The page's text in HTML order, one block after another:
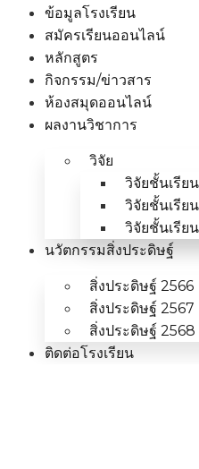
ข้อมูลโรงเรียน
สมัครเรียนออนไลน์
หลักสูตร
กิจกรรม/ข่าวสาร
ห้องสมุดออนไลน์
ผลงานวิชาการ
วิจัย
วิจัยชั้นเรีย
วิจัยชั้นเรีย
วิจัยชั้นเรีย
นวัตกรรมสิ่งประดิษฐ์
สิ่งประดิษฐ์ 2566
สิ่งประดิษฐ์ 2567
สิ่งประดิษฐ์ 2568
ติดต่อโรงเรียน